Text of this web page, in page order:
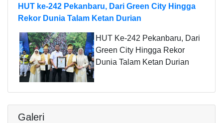
HUT ke-242 Pekanbaru, Dari Green City Hingga
Rekor Dunia Talam Ketan Durian
HUT Ke-242 Pekanbaru, Dari
Green City Hingga Rekor
Dunia Talam Ketan Durian
Galeri